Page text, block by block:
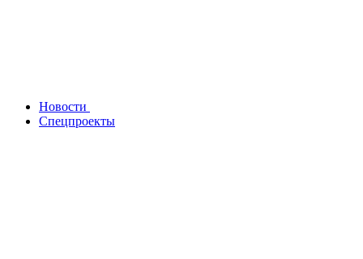
Новости
Спецпроекты